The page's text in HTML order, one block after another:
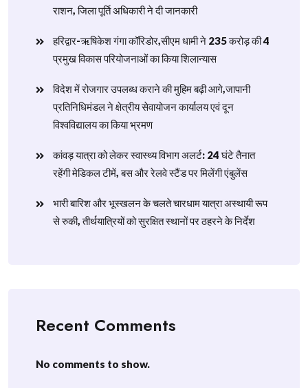
राशन, जिला पूर्ति अधिकारी ने दी जानकारी
हरिद्वार-ऋषिकेश गंगा कॉरिडोर,सीएम धामी ने 235 करोड़ की 4
प्रमुख विकास परियोजनाओं का किया शिलान्यास
विदेश में रोजगार उपलब्ध कराने की मुहिम बढ़ी आगे,जापानी
प्रतिनिधिमंडल ने क्षेत्रीय सेवायोजन कार्यालय एवं दून
विश्वविद्यालय का किया भ्रमण
​कांवड़ यात्रा को लेकर स्वास्थ्य विभाग अलर्ट: 24 घंटे तैनात
रहेंगी मेडिकल टीमें, बस और रेलवे स्टैंड पर मिलेंगी एंबुलेंस
​भारी बारिश और भूस्खलन के चलते चारधाम यात्रा अस्थायी रूप
से रुकी, तीर्थयात्रियों को सुरक्षित स्थानों पर ठहरने के निर्देश
Recent Comments
No comments to show.